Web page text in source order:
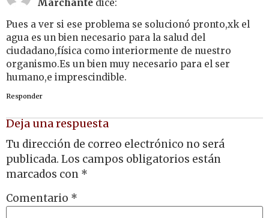
Marchante dice:
Pues a ver si ese problema se solucionó pronto,xk el
agua es un bien necesario para la salud del
ciudadano,física como interiormente de nuestro
organismo.Es un bien muy necesario para el ser
humano,e imprescindible.
Responder
Deja una respuesta
Tu dirección de correo electrónico no será
publicada. Los campos obligatorios están
marcados con *
Comentario *